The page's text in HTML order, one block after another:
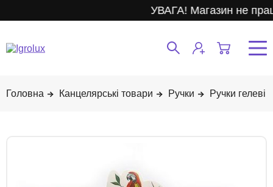
УВАГА! Магазин не
Канцелярські товари Ручки Ручки гелеві